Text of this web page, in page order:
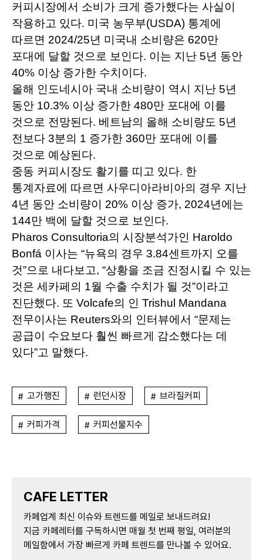
커피시장에서 소비가 크게 증가했다는 사실이
작용하고 있다. 미국 농무부(USDA) 통계에
따르면 2024/25년 미국내 소비량은 620만
포대에 달할 것으로 보인다. 이는 지난 5년 동안
40% 이상 증가한 수치이다.
올해 인도네시아 국내 소비량이 역시 지난 5년
동안 10.3% 이상 증가한 480만 포대에 이를
것으로 전망된다. 베트남의 올해 소비량도 5년
전보다 3분의 1 증가한 360만 포대에 이를
것으로 예상된다.
중동 커피시장도 활기를 띠고 있다. 한
통계자료에 따르면 사우디아라비아의 경우 지난
4년 동안 소비량이 20% 이상 증가, 2024년에는
144만 백에 달할 것으로 보인다.
Pharos Consultoria의 시장분석가인 Haroldo
Bonfá 이사는 “뉴욕의 경우 3.84센트까지 오를
것”으로 내다보고, “상황을 조금 진정시킬 수 있는
것은 세카페의 1월 수출 수치가 될 것”이라고
진단했다. 또 Volcafe의 인 Trishul Mandana
전무이사는 Reuters와의 인터뷰에서 “문제는
공급이 수요보다 훨씬 빠르게 감소했다는 데
있다”고 말했다.
고가행진 런던시장 브라질커피
커피가격 커피선물지수
CAFE LETTER
카페업계 최신 이슈와 트렌드를 메일로 보내드려요!
지금 카페레터를 구독하시면 매월 첫 번째 평일, 여러분의
메일함에서 가장 빠르게 카페 트렌드를 만나볼 수 있어요.